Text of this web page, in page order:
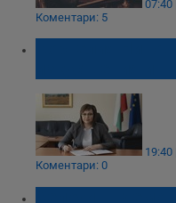
07:40
Коментари: 5
19:40
Коментари: 0